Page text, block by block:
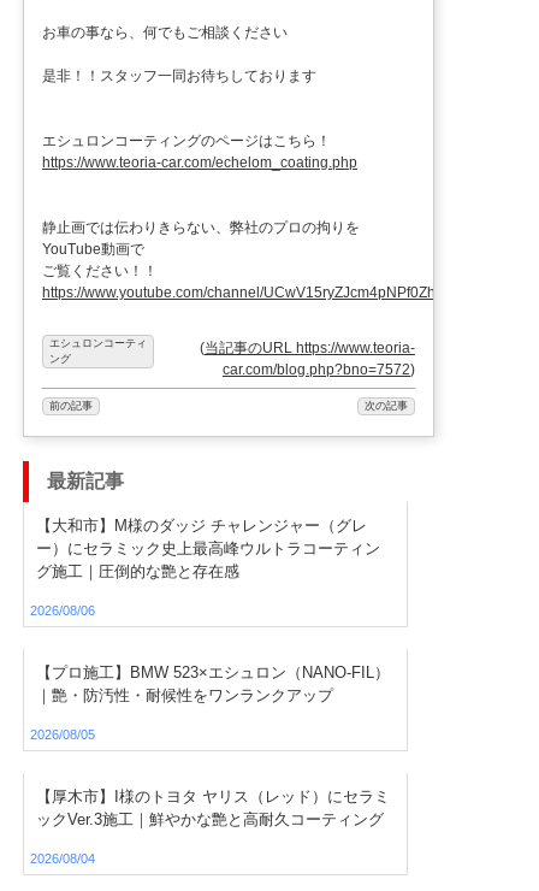
お車の事なら、何でもご相談ください
是非！！スタッフ一同お待ちしております
エシュロンコーティングのページはこちら！
https://www.teoria-car.com/echelom_coating.php
静止画では伝わりきらない、弊社のプロの拘りを
YouTube動画で
ご覧ください！！
https://www.youtube.com/channel/UCwV15ryZJcm4pNPf0ZhXu9g
エシュロンコーティ
ング
(当記事のURL https://www.teoria-
car.com/blog.php?bno=7572)
前の記事 次の記事
最新記事
【大和市】M様のダッジ チャレンジャー（グレ
ー）にセラミック史上最高峰ウルトラコーティン
グ施工｜圧倒的な艶と存在感
2026/08/06
【プロ施工】BMW 523×エシュロン（NANO-FIL）
｜艶・防汚性・耐候性をワンランクアップ
2026/08/05
【厚木市】I様のトヨタ ヤリス（レッド）にセラミ
ックVer.3施工｜鮮やかな艶と高耐久コーティング
2026/08/04